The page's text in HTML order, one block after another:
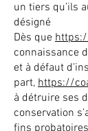
un tiers qu’ils
désigné
Dès que
connaissance
et à défaut
part, https://
à détruire ses
conservation
fins